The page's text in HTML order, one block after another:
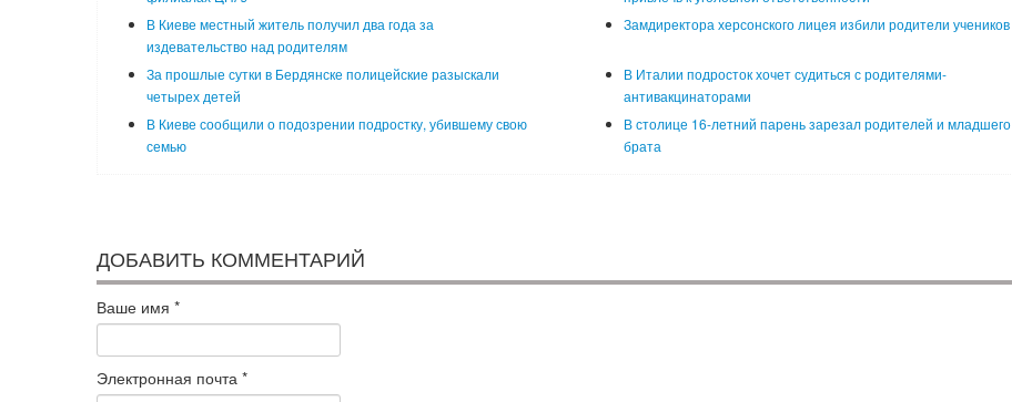
В Киеве местный житель получил два года за
издевательство над родителям
Замдиректора херсонского лицея избили родители учеников
За прошлые сутки в Бердянске полицейские разыскали
четырех детей
В Италии подросток хочет судиться с родителями-
антивакцинаторами
В Киеве сообщили о подозрении подростку, убившему свою
семью
В столице 16-летний парень зарезал родителей и младшего
брата
ДОБАВИТЬ КОММЕНТАРИЙ
Ваше имя *
Электронная почта *